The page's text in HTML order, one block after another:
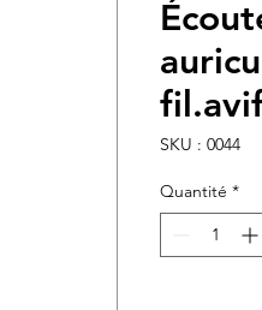
SKU : 0044
Quantité *